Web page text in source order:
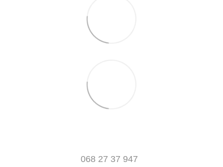
068 27 37 947